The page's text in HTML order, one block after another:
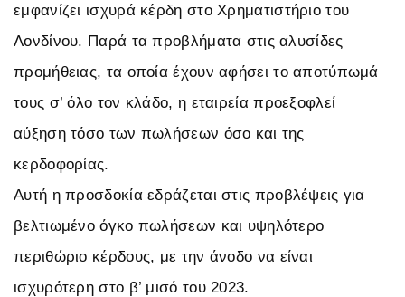
εμφανίζει ισχυρά κέρδη στο Χρηματιστήριο του
Λονδίνου. Παρά τα προβλήματα στις αλυσίδες
προμήθειας, τα οποία έχουν αφήσει το αποτύπωμά
τους σ’ όλο τον κλάδο, η εταιρεία προεξοφλεί
αύξηση τόσο των πωλήσεων όσο και της
κερδοφορίας.
Αυτή η προσδοκία εδράζεται στις προβλέψεις για
βελτιωμένο όγκο πωλήσεων και υψηλότερο
περιθώριο κέρδους, με την άνοδο να είναι
ισχυρότερη στο β’ μισό του 2023.